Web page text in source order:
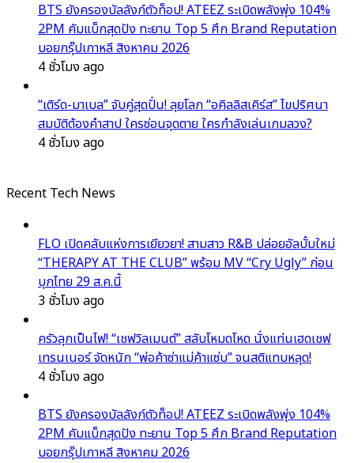
BTS ยังครองบัลลังก์ตัวท็อป! ATEEZ ระเบิดพลังพุ่ง 104%
2PM คัมแบ็กสุดปัง ทะยาน Top 5 ศึก Brand Reputation
บอยกรุ๊ปเกาหลี สิงหาคม 2026
4 ชั่วโมง ago
“เติร์ด-มาเบล” จับคู่สุดปั่น! ลุยโลก “อคิลลิสเคิร์ส” ไขปริศนา
สมบัติต้องคำสาป ใครซ่อนจุดตาย ใครกำลังเล่นเกมลวง?
4 ชั่วโมง ago
Recent Tech News
FLO เปิดคลับแห่งการเยียวยา! สามสาว R&B ปล่อยอัลบั้มใหม่
“THERAPY AT THE CLUB” พร้อม MV “Cry Ugly” ก่อน
บุกไทย 29 ส.ค.นี้
3 ชั่วโมง ago
ครัวลุกเป็นไฟ! “เชฟวิลเมนต์” สลับโหมดโหด นั่งแท่นเฮดเชฟ
เทรนเนอร์ จัดหนัก “พ่อค้าซ่าแม่ค้าแซ่บ” จนสติแทบหลุด!
4 ชั่วโมง ago
BTS ยังครองบัลลังก์ตัวท็อป! ATEEZ ระเบิดพลังพุ่ง 104%
2PM คัมแบ็กสุดปัง ทะยาน Top 5 ศึก Brand Reputation
บอยกรุ๊ปเกาหลี สิงหาคม 2026